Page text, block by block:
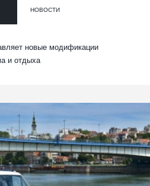
НОВОСТИ
новые модификации
и отдыха